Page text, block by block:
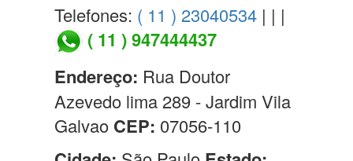
Telefones: ( 11 ) 23040534 | | |
( 11 ) 947444437
Endereço: Rua Doutor
Azevedo lima 289 - Jardim Vila
Galvao CEP: 07056-110